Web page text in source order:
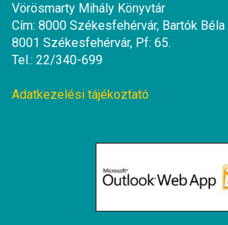
Vörösmarty Mihály Könyvtár
Cím: 8000 Székesfehérvár, Bartók Béla
8001 Székesfehérvár, Pf: 65.
Tel.: 22/340-699
Adatkezelési tájékoztató